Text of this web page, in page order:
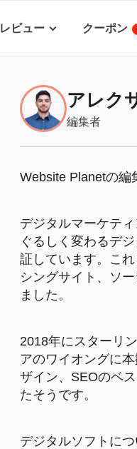
レビュー クーポン
アレク
編集者
Website Planetの編
デジタルマーケテ
ぐるしく変わるデ
証しています。こ
シングサイト、ソ
ました。
2018年にスターリ
アのワイオングに
ザイン、SEOのベ
たそうです。
デジタルソフトに